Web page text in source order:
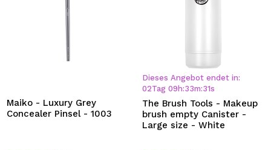
Maiko - Luxury Grey
Concealer Pinsel - 1003
Dieses Angebot endet in:
02Tag 09 h:33m:31s
The Brush Tools - Makeup
brush empty Canister -
Large size - White